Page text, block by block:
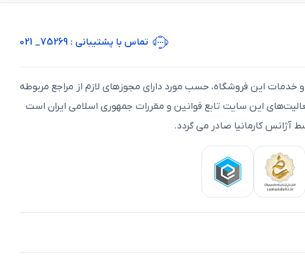
تماس با پشتیبانی : 75269_ 021
و خدمات اين فروشگاه، حسب مورد دارای مجوزهای لازم از مراجع مربوطه
اين سايت تابع قوانين و مقررات جمهوری اسلامی ايران است
آژانس کارمانیا صادر می گردد.